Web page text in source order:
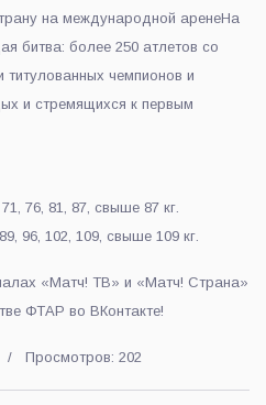
на международной аренеНа
битва: более 250 атлетов со
титулованных чемпионов и
и стремящихся к первым
76, 81, 87, свыше 87 кг.
96, 102, 109, свыше 109 кг.
«Матч! ТВ» и «Матч! Страна»
ФТАР во ВКонтакте!
Просмотров: 202